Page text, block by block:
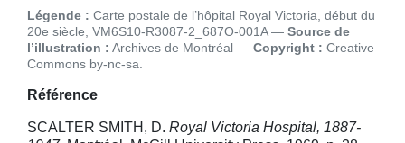
Légende : Carte postale de l’hôpital Royal Victoria, début du
20e siècle, VM6S10-R3087-2_687O-001A
Source de
l’illustration : Archives de Montréal Copyright : Creative
Commons by-nc-sa
Référence
SCALTER SMITH, D. Royal Victoria Hospital, 1887-